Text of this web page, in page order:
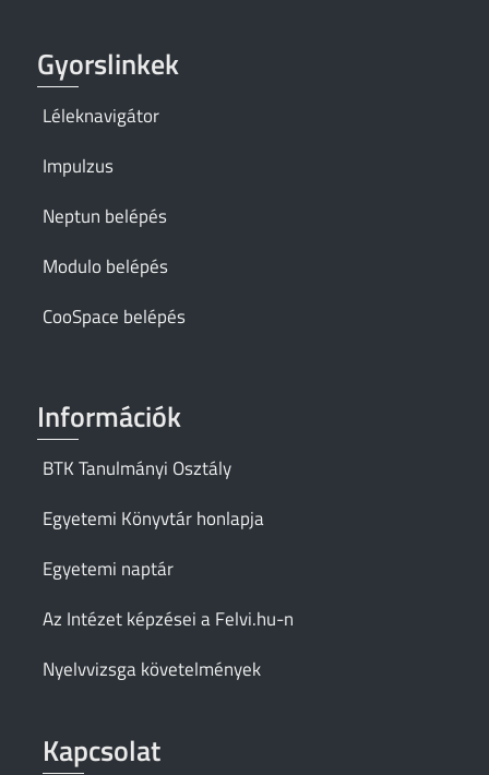
Gyorslinkek
Léleknavigátor
Impulzus
Neptun belépés
Modulo belépés
CooSpace belépés
Információk
BTK Tanulmányi Osztály
Egyetemi Könyvtár honlapja
Egyetemi naptár
Az Intézet képzései a Felvi.hu-n
Nyelvvizsga követelmények
Kapcsolat